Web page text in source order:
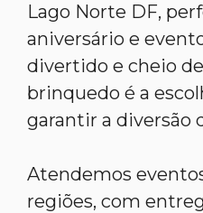
Lago Norte DF,
aniversário e
divertido e cheio
brinquedo é a
garantir a diversão
Atendemos
regiões, com